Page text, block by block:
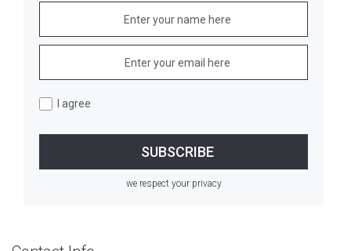
I agree
we respect your privacy